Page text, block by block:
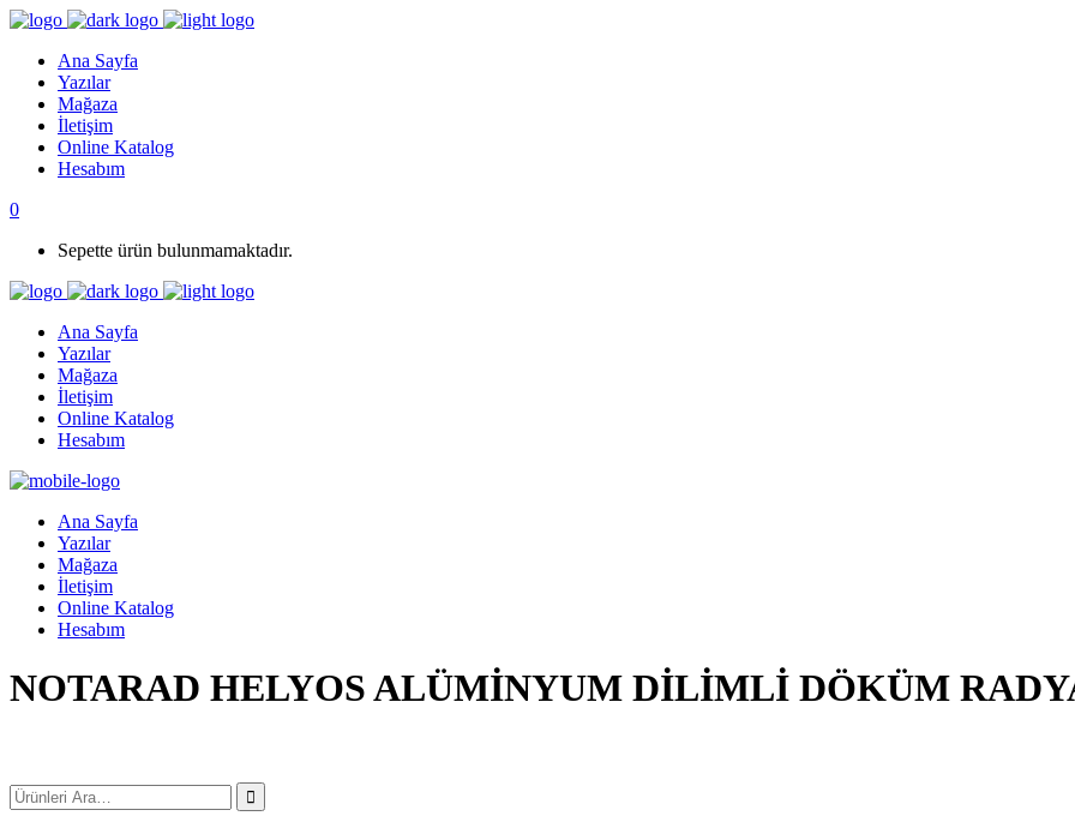
Ana Sayfa
Yazılar
Mağaza
İletişim
Online Katalog
Hesabım
0
Sepette ürün bulunmamaktadır.
Ana Sayfa
Yazılar
Mağaza
İletişim
Online Katalog
Hesabım
Ana Sayfa
Yazılar
Mağaza
İletişim
Online Katalog
Hesabım
NOTARAD HELYOS ALÜMİNYUM DİLİMLİ DÖKÜM